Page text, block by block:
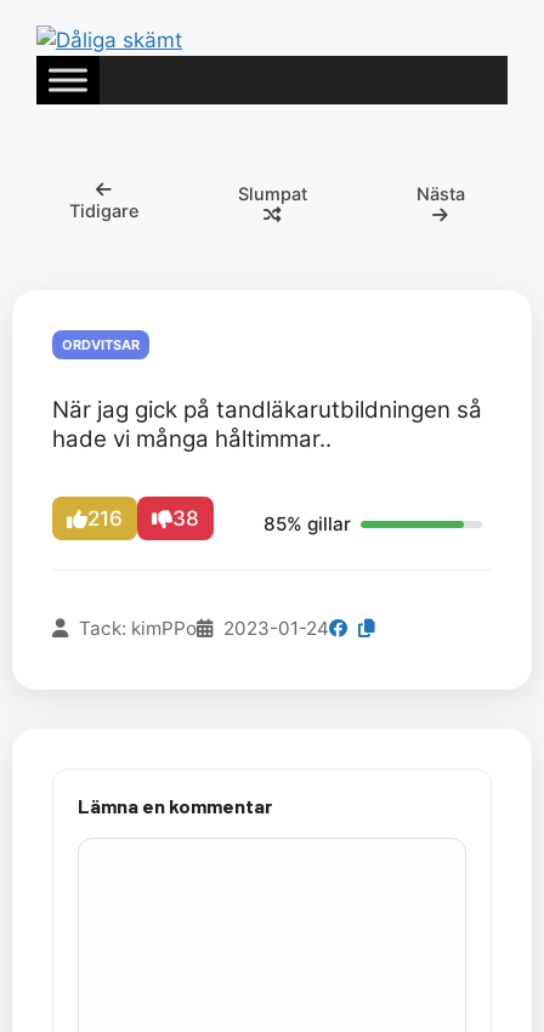
innehåll
Tidigare
Slumpat Nästa
ORDVITSAR
När jag gick på tandläkarutbildningen så
hade vi många håltimmar..
216 38 85% gillar
Tack: kimPPo 2023-01-24
Lämna en kommentar
Kommentar